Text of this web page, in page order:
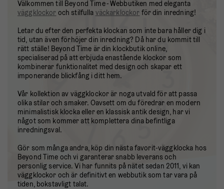
Välkommen till Beyond Time - Webbutiken med eleganta
väggklockor och stilfulla väckarklockor för din inredning!
Letar du efter den perfekta klockan som inte bara håller dig i
tid, utan även förhöjer din inredning? Då har du kommit till
rätt ställe! Beyond Time är din klockbutik online,
specialiserad på att erbjuda enastående klockor som
kombinerar funktionalitet med design och skapar ett
imponerande blickfång i ditt hem.
Vår kollektion av väggklockor är noga utvald för att passa
olika stilar och smaker. Oavsett om du föredrar en modern
minimalistisk klocka eller en klassisk antik design, har vi
något som kommer att komplettera dina befintliga
inredningsval.
Gör som många andra, köp din nästa favorit-väggklocka hos
Beyond Time och vi garanterar snabb leverans och
personlig service. Vi har funnits på nätet sedan 2011, vi kan
väggklockor och är definitivt en webbutik som tar vara på
tiden, bokstavligt talat.